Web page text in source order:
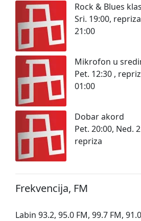
Rock & Blues
Sri. 19:00,
21:00
Mikrofon u
Pet. 12:30 ,
01:00
Dobar akord
Pet. 20:00, Ned.
repriza
Frekvencija, FM
Labin 93.2, 95.0 FM, 99.7 FM,